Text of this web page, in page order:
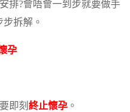
排?會唔會一到步就要做手
拆解。
孕
即刻 終止懷孕。